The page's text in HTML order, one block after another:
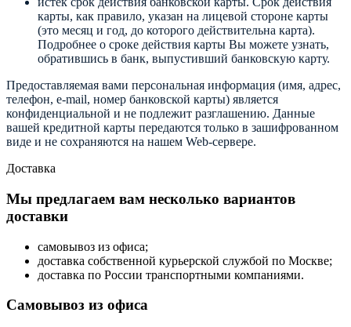
карты, как правило, указан на лицевой стороне карты
(это месяц и год, до которого действительна карта).
Подробнее о сроке действия карты Вы можете узнать,
обратившись в банк, выпустивший банковскую карту.
Предоставляемая вами персональная информация (имя, адрес,
телефон, e-mail, номер банковской карты) является
конфиденциальной и не подлежит разглашению. Данные
вашей кредитной карты передаются только в зашифрованном
виде и не сохраняются на нашем Web-сервере.
Доставка
Мы предлагаем вам несколько вариантов
доставки
самовывоз из офиса;
доставка собственной курьерской службой по Москве;
доставка по России транспортными компаниями.
Самовывоз из офиса